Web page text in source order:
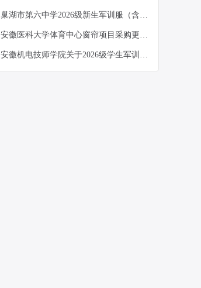
巢湖市第六中学2026级新生军训服（含
安徽医科大学体育中心窗帘项目采购更正
安徽机电技师学院关于2026级学生军训服